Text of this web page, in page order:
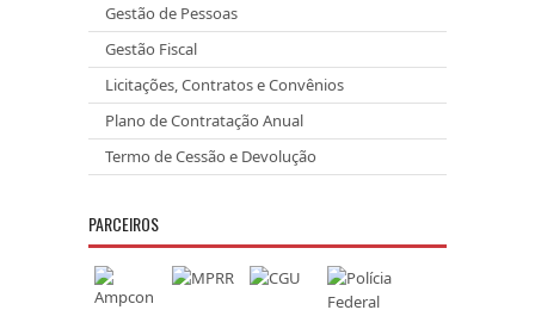
Gestão de Pessoas
Gestão Fiscal
Licitações, Contratos e Convênios
Plano de Contratação Anual
Termo de Cessão e Devolução
PARCEIROS